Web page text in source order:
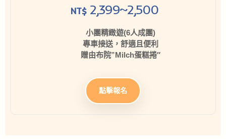
NT$ 2,399~2,500
小團精緻遊(6人成團)
專車接送，舒適且便利
贈由布院”Milch蛋糕捲″
點擊報名